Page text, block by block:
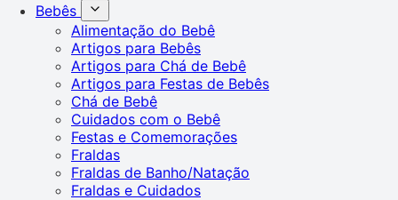
Bebês
Alimentação do Bebê
Artigos para Bebês
Artigos para Chá de Bebê
Artigos para Festas de Bebês
Chá de Bebê
Cuidados com o Bebê
Festas e Comemorações
Fraldas
Fraldas de Banho/Natação
Fraldas e Cuidados